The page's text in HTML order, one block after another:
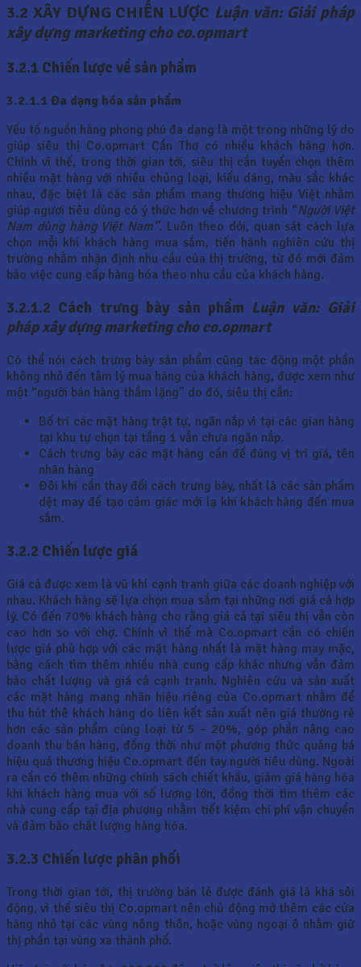
3.2 XÂY DỰNG CHIẾN LƯỢC Luận văn: Giải pháp
xây dựng marketing cho co.opmart
3.2.1 Chiến lược về sản phẩm
3.2.1.1 Đa dạng hóa sản phẩm
Yếu tố nguồn hàng phong phú đa dạng là một trong những lý do
giúp siêu thị Co.opmart Cần Thơ có nhiều khách hàng hơn.
Chính vì thế, trong thời gian tới, siêu thị cần tuyển chọn thêm
nhiều mặt hàng với nhiều chủng loại, kiểu dáng, màu sắc khác
nhau, đặc biệt là các sản phẩm mang thương hiệu Việt nhằm
giúp ngươi tiêu dùng có ý thức hơn về chương trình “Người Việt
Nam dùng hàng Việt Nam”. Luôn theo dỏi, quan sát cách lựa
chọn mỗi khi khách hàng mua sắm, tiến hành nghiên cứu thị
trường nhằm nhận định nhu cầu của thị trường, từ đó mới đảm
bảo việc cung cấp hàng hóa theo nhu cầu của khách hàng.
3.2.1.2 Cách trưng bày sản phẩm Luận văn: Giải
pháp xây dựng marketing cho co.opmart
Có thể nói cách trưng bày sản phẩm cũng tác động một phần
không nhỏ đến tâm lý mua hàng của khách hàng, được xem như
một “người bán hàng thầm lặng” do đó, siêu thị cần:
Bố trí các mặt hàng trật tự, ngăn nắp vì tại các gian hàng
tại khu tự chọn tại tầng 1 vẫn chưa ngăn nắp.
Cách trưng bày các mặt hàng cần để đúng vị trí giá, tên
nhãn hàng
Đôi khi cần thay đổi cách trưng bày, nhất là các sản phẩm
dệt may để tạo cảm giác mới lạ khi khách hàng đến mua
sắm.
3.2.2 Chiến lược giá
Giá cả được xem là vũ khí cạnh tranh giữa các doanh nghiệp với
nhau. Khách hàng sẽ lựa chọn mua sắm tại những nơi giá cả hợp
lý. Có đến 70% khách hàng cho rằng giá cả tại siêu thị vẫn còn
cao hơn so với chợ. Chính vì thế mà Co.opmart cần có chiến
lược giá phù hợp với các mặt hàng nhất là mặt hàng may mặc,
bằng cách tìm thêm nhiều nhà cung cấp khác nhưng vẫn đảm
bảo chất lượng và giá cả cạnh tranh. Nghiên cứu và sản xuất
các mặt hàng mang nhãn hiệu riêng của Co.opmart nhằm để
thu hút thê khách hàng do liên kết sản xuất nên giá thường rẻ
hơn các sản phẩm cùng loại từ 5 – 20%, góp phần nâng cao
doanh thu bán hàng, đồng thời như một phương thức quảng bá
hiệu quả thương hiệu Co.opmart đến tay người tiêu dùng. Ngoài
ra cần có thêm những chính sách chiết khấu, giảm giá hàng hóa
khi khách hàng mua với số lượng lớn, đồng thời tìm thêm các
nhà cung cấp tại địa phương nhằm tiết kiệm chi phí vận chuyển
và đảm bảo chất lượng hàng hóa.
3.2.3 Chiến lược phân phối
Trong thời gian tới, thị trường bán lẻ được đánh giá là khá sôi
động, vì thế siêu thị Co.opmart nên chủ động mở thêm các cửa
hàng nhỏ tại các vùng nông thôn, hoặc vùng ngoại ô nhằm giữ
thị phần tại vùng xa thành phố.